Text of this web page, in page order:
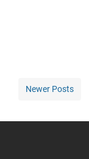
Newer Posts